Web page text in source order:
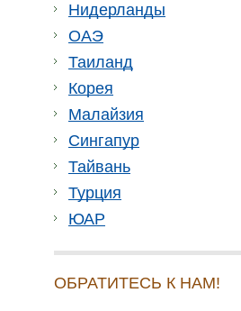
Нидерланды
ОАЭ
Таиланд
Корея
Малайзия
Сингапур
Тайвань
Турция
ЮАР
ОБРАТИТЕСЬ К НАМ!